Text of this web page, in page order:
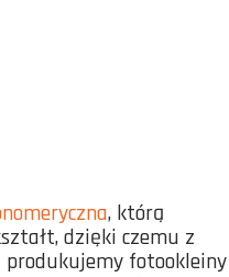
, którą
dzięki czemu z
produkujemy fotookleiny